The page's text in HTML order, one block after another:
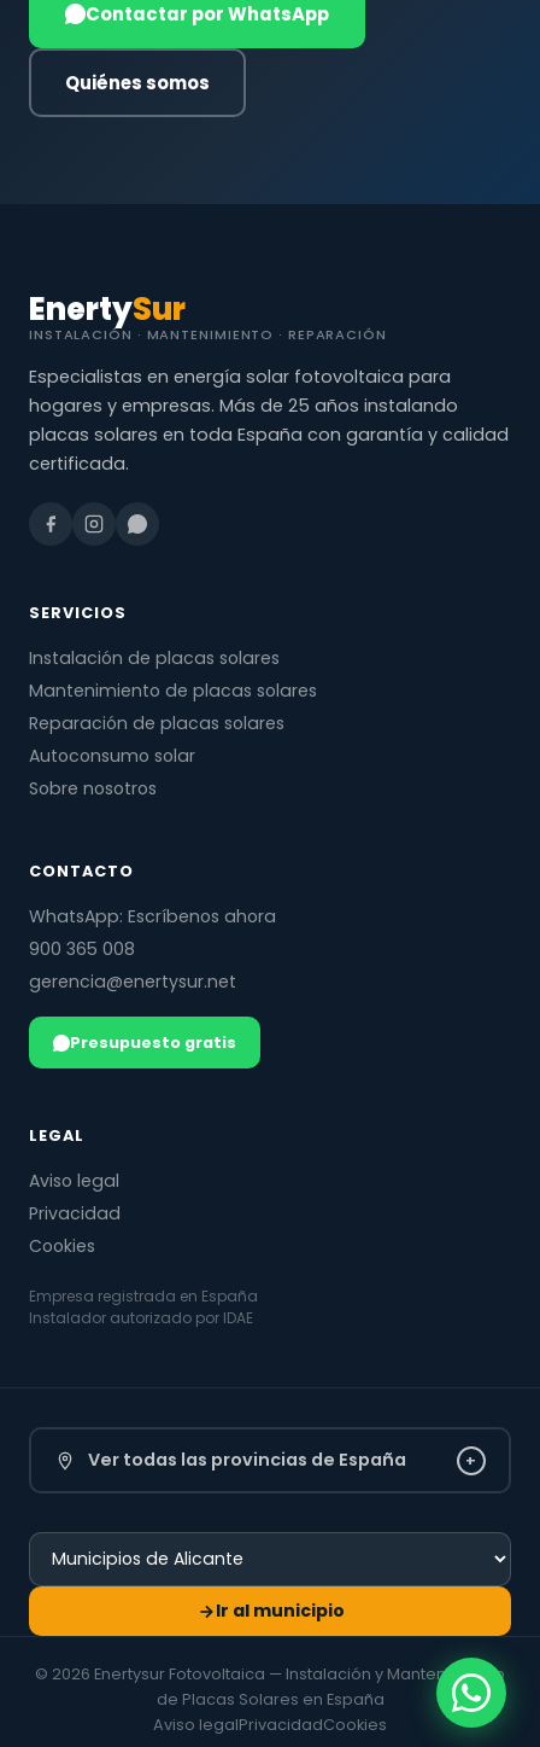
Contactar por WhatsApp
Quiénes somos
EnertySur
INSTALACIÓN · MANTENIMIENTO · REPARACIÓN
Especialistas en energía solar fotovoltaica para
hogares y empresas. Más de 25 años instalando
placas solares en toda España con garantía y calidad
certificada.
SERVICIOS
Instalación de placas solares
Mantenimiento de placas solares
Reparación de placas solares
Autoconsumo solar
Sobre nosotros
CONTACTO
WhatsApp: Escríbenos ahora
900 365 008
gerencia@enertysur.net
Presupuesto gratis
LEGAL
Aviso legal
Privacidad
Cookies
Empresa registrada en España
Instalador autorizado por IDAE
Ver todas las provincias de España +
Ir al municipio
© 2026 Enertysur Fotovoltaica — Instalación y Mantenimiento
de Placas Solares en España
Aviso legalPrivacidadCookies